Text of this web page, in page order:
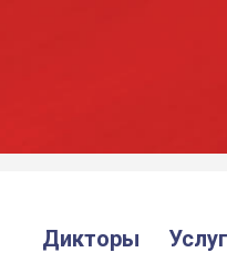
Дикторы